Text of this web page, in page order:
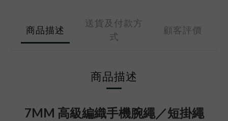
商品描述
送貨及付款方
式
顧客評價
商品描述
7MM 高級編織手機腕繩／短掛繩